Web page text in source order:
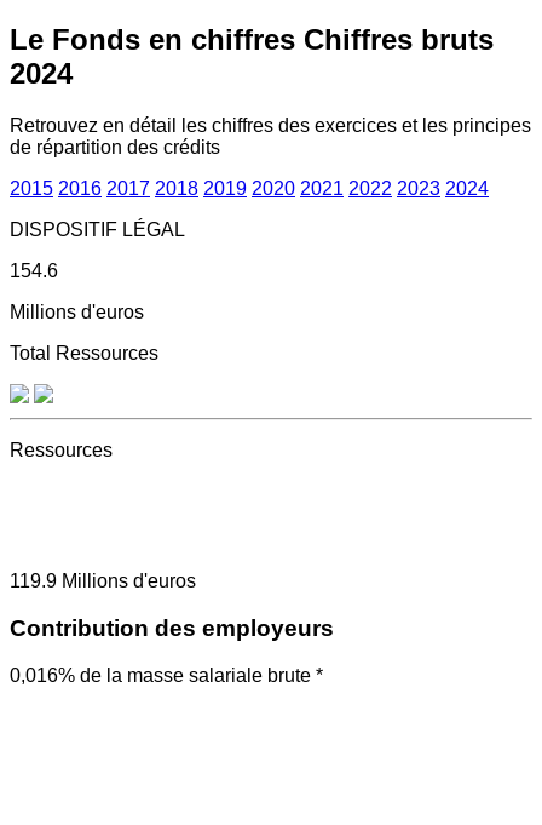
Le Fonds en chiffres Chiffres bruts
2024
Retrouvez en détail les chiffres des exercices et les principes
de répartition des crédits
2015 2016 2017 2018 2019 2020 2021 2022 2023 2024
DISPOSITIF LÉGAL
154.6
Millions d'euros
Total Ressources
Ressources
119.9 Millions d'euros
Contribution des employeurs
0,016% de la masse salariale brute *